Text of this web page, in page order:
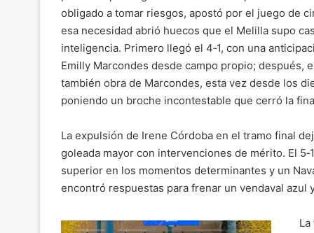
obligado a tomar riesgos, apostó por el juego de
esa necesidad abrió huecos que el Melilla supo
inteligencia. Primero llegó el 4‑1, con una
Emilly Marcondes desde campo propio; después, el
también obra de Marcondes, esta vez desde los
poniendo un broche incontestable que cerró la
La expulsión de Irene Córdoba en el tramo final
goleada mayor con intervenciones de mérito. El
superior en los momentos determinantes y un
encontró respuestas para frenar un vendaval azul